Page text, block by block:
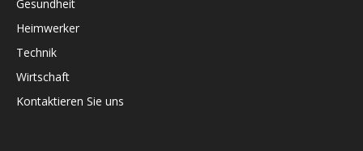
Gesundheit
Heimwerker
Technik
Wirtschaft
Kontaktieren Sie uns